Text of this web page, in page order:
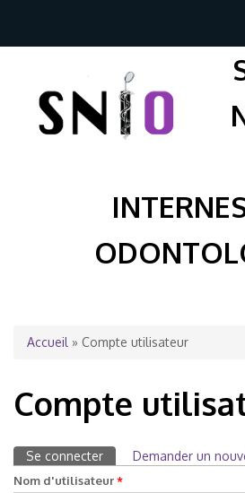
Vous êtes ici
Accueil » Compte utilisateur
Compte
Onglets principaux
Se connecter (onglet actif)
Demander un
Nom d'utilisateur*